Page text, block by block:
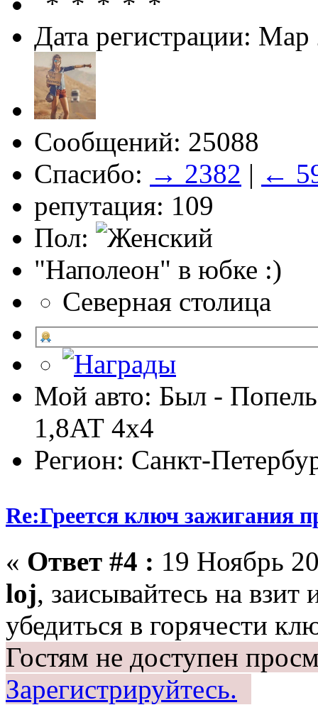
Дата регистрации: Мар
Сообщений: 25088
Спасибо: → 2382 | ←
репутация: 109
Пол:
"Наполеон" в юбке :)
Северная столица
Мой авто: Был -
1,8АТ 4х4
Регион: Санкт-
Re:Греется ключ зажигания
« Ответ #4 : 19 Ноябрь
loj, заисывайтесь на
убедиться в горячести
Гостям не доступен
Зарегистрируйтесь.